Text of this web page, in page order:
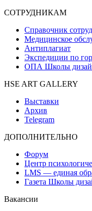
СОТРУДНИКАМ
Справочник
Медицинское
Антиплагиат
Экспедиции по
ОПА Школы
HSE ART GALLERY
Выставки
Архив
Telegram
ДОПОЛНИТЕЛЬНО
Форум
Центр
LMS — единая
Газета Школы
Вакансии